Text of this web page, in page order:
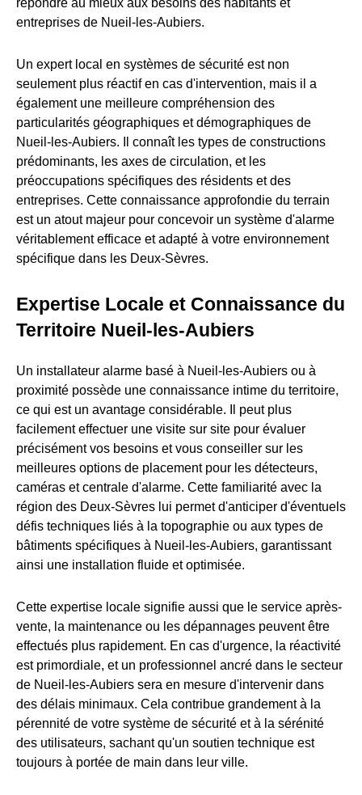
répondre au mieux aux besoins des habitants et
entreprises de Nueil-les-Aubiers.
Un expert local en systèmes de sécurité est non
seulement plus réactif en cas d'intervention, mais il a
également une meilleure compréhension des
particularités géographiques et démographiques de
Nueil-les-Aubiers. Il connaît les types de constructions
prédominants, les axes de circulation, et les
préoccupations spécifiques des résidents et des
entreprises. Cette connaissance approfondie du terrain
est un atout majeur pour concevoir un système d'alarme
véritablement efficace et adapté à votre environnement
spécifique dans les Deux-Sèvres.
Expertise Locale et Connaissance du
Territoire Nueil-les-Aubiers
Un installateur alarme basé à Nueil-les-Aubiers ou à
proximité possède une connaissance intime du territoire,
ce qui est un avantage considérable. Il peut plus
facilement effectuer une visite sur site pour évaluer
précisément vos besoins et vous conseiller sur les
meilleures options de placement pour les détecteurs,
caméras et centrale d'alarme. Cette familiarité avec la
région des Deux-Sèvres lui permet d'anticiper d'éventuels
défis techniques liés à la topographie ou aux types de
bâtiments spécifiques à Nueil-les-Aubiers, garantissant
ainsi une installation fluide et optimisée.
Cette expertise locale signifie aussi que le service après-
vente, la maintenance ou les dépannages peuvent être
effectués plus rapidement. En cas d'urgence, la réactivité
est primordiale, et un professionnel ancré dans le secteur
de Nueil-les-Aubiers sera en mesure d'intervenir dans
des délais minimaux. Cela contribue grandement à la
pérennité de votre système de sécurité et à la sérénité
des utilisateurs, sachant qu'un soutien technique est
toujours à portée de main dans leur ville.